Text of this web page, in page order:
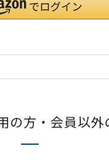
の方・会員以外